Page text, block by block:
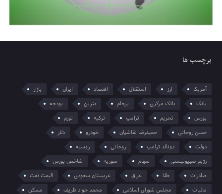
برچسب ها
آمریکا ارز استقلال اقتصاد ایران
بازار
بانک
بانک مرکزی برجام بنزین
بودجه
بورس
تحریم ترامپ ترکیه
تورم
حسن روحانی
حمیدرضا نقاشیان خودرو
دلار
دولت
دونالد ترامپ روحانی
روسیه
رژیم صهیونیستی
سهام سوریه
شاخص بورس
صادرات
طلا عراق عربستان سعودی
قیمت نفت
مالیات
مجلس شورای اسلامی محمد جواد ظریف مسکن